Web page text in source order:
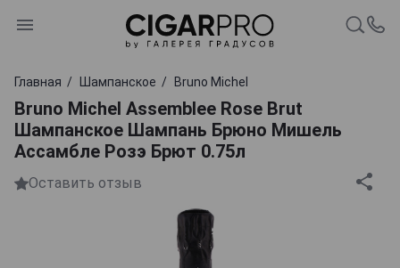
Главная Шампанское Bruno Michel
Bruno Michel Assemblee Rose Brut
Шампанское Шампань Брюно Мишель
Ассамбле Розэ Брют 0.75л
Оставить отзыв